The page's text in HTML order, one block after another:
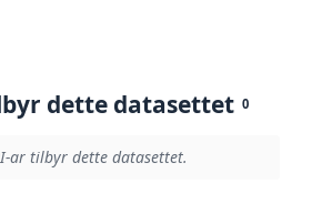
dette datasettet 0
ar tilbyr dette datasettet.